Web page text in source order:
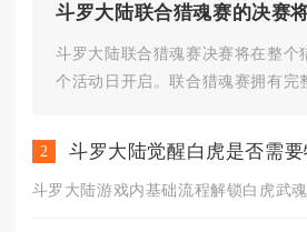
斗罗大陆联合猎魂赛的决赛
斗罗大陆联合猎魂赛决赛将在整个
个活动日开启。联合猎魂赛拥有完
2 斗罗大陆觉醒白虎是否需